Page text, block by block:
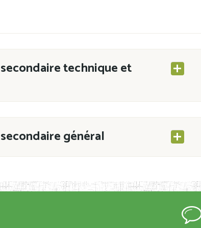
technique et
général
CAB du 21 mars 2011 portant ouverture
immatriculés et inscrits au